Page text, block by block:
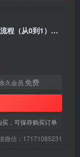
【YouTube掘金】我把做油管赚美金的全流程（从0到1），今天一节课毫无保留！
永久会员 免费
，可保存购买订单
微信：17171085231